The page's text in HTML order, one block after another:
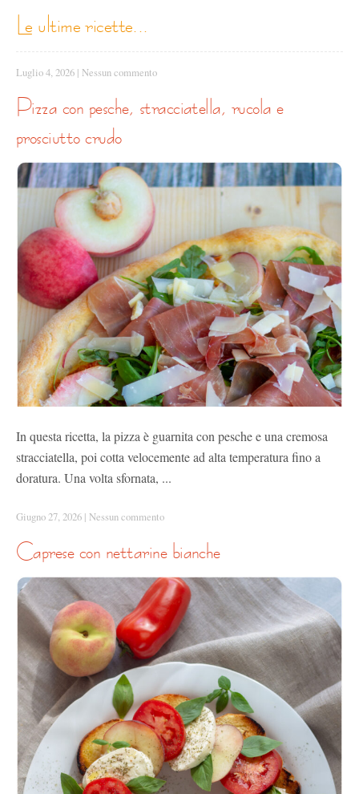
le ultime ricette...
Luglio 4, 2026 | Nessun commento
pizza con pesche, stracciatella, rucola e
prosciutto crudo
In questa ricetta, la pizza è guarnita con pesche e una cremosa
stracciatella, poi cotta velocemente ad alta temperatura fino a
doratura. Una volta sfornata, ...
Giugno 27, 2026 | Nessun commento
caprese con nettarine bianche